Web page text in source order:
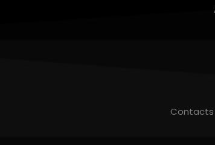
Contacts